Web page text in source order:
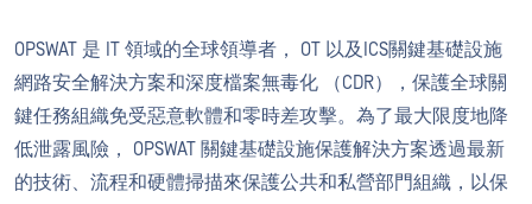
OPSWAT 是 IT 領域的全球領導者， OT 以及ICS關鍵基礎設施
網路安全解決方案和深度檔案無毒化 （CDR），保護全球關
鍵任務組織免受惡意軟體和零時差攻擊。為了最大限度地降
低泄露風險， OPSWAT 關鍵基礎設施保護解決方案透過最新
的技術、流程和硬體掃描來保護公共和私營部門組織，以保